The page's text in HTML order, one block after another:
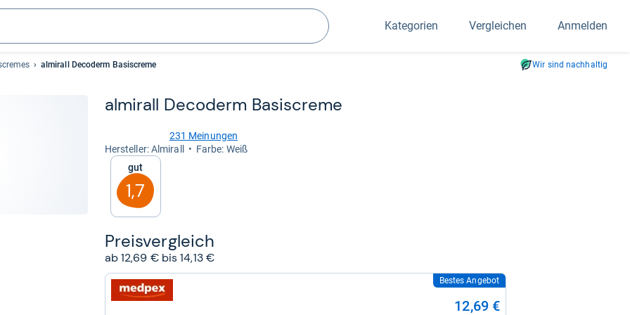
Suchen
Kategorien Vergleichen Anmelden
almirall Decoderm Basiscreme Wir sind nachhaltig
almirall Deco­derm Basis­creme
von
Sternen
231 Meinungen
Her­stel­ler: Almirall
Farbe: Weiß
Gut
1,7
Preis­ver­gleich
ab 12,69 € bis 14,13 €
zum
Shop:
Bestes Angebot
12,69 €